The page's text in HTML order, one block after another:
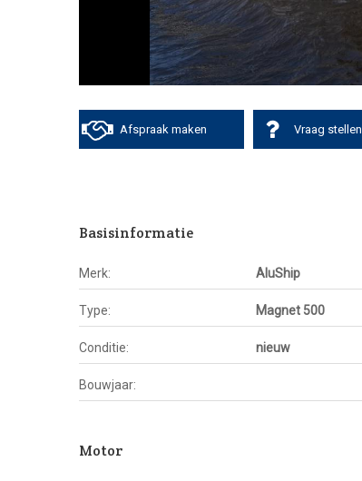
Afspraak maken Vraag stellen
Basisinformatie
Merk: AluShip
Type: Magnet 500
Conditie: nieuw
Bouwjaar:
Motor